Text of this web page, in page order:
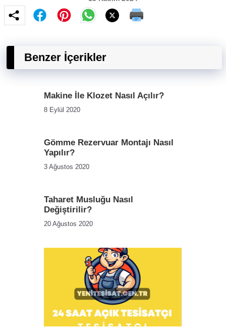
Benzer İçerikler
Makine İle Klozet Nasıl Açılır?
8 Eylül 2020
Gömme Rezervuar Montajı Nasıl
Yapılır?
3 Ağustos 2020
Taharet Musluğu Nasıl
Değiştirilir?
20 Ağustos 2020